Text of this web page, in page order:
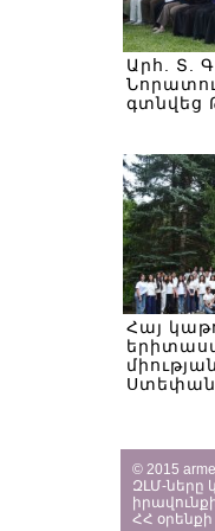
Արհ. Տ.
գտնվեց
Հայ
© 2015
ԶԼՄ-ները
ՀՀ օրենքի